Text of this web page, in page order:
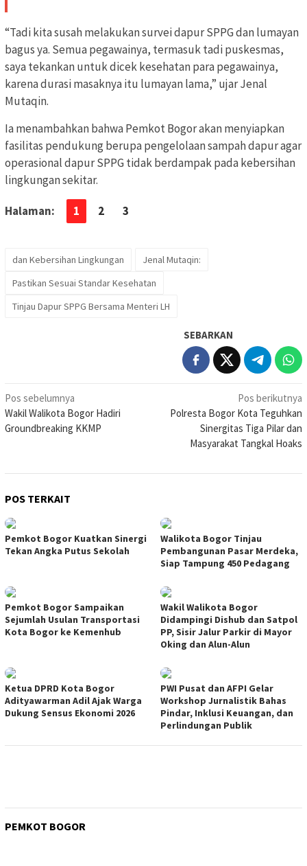
“Tadi kita susah melakukan survei dapur SPPG dan lumayan
bagus ya. Semua pegawainya, termasuk tadi puskesmas,
saya tekankan untuk dicek kesehatan para pegawainya,
karena durasi masaknya itu lumayan lama,” ujar Jenal
Mutaqin.
Ia menambahkan bahwa Pemkot Bogor akan menyiapkan
fasilitas pendukung berupa pengelolaan sampah dapur agar
operasional dapur SPPG tidak berdampak pada kebersihan
lingkungan sekitar.
Halaman: 1 2 3
dan Kebersihan Lingkungan
Jenal Mutaqin:
Pastikan Sesuai Standar Kesehatan
Tinjau Dapur SPPG Bersama Menteri LH
SEBARKAN
Navigasi
pos
Pos sebelumnya
Wakil Walikota Bogor Hadiri
Groundbreaking KKMP
Pos berikutnya
Polresta Bogor Kota Teguhkan
Sinergitas Tiga Pilar dan
Masyarakat Tangkal Hoaks
POS TERKAIT
Pemkot Bogor Kuatkan Sinergi
Tekan Angka Putus Sekolah
Walikota Bogor Tinjau
Pembangunan Pasar Merdeka,
Siap Tampung 450 Pedagang
Pemkot Bogor Sampaikan
Sejumlah Usulan Transportasi
Kota Bogor ke Kemenhub
Wakil Walikota Bogor
Didampingi Dishub dan Satpol
PP, Sisir Jalur Parkir di Mayor
Oking dan Alun-Alun
Ketua DPRD Kota Bogor
Adityawarman Adil Ajak Warga
Dukung Sensus Ekonomi 2026
PWI Pusat dan AFPI Gelar
Workshop Jurnalistik Bahas
Pindar, Inklusi Keuangan, dan
Perlindungan Publik
PEMKOT BOGOR